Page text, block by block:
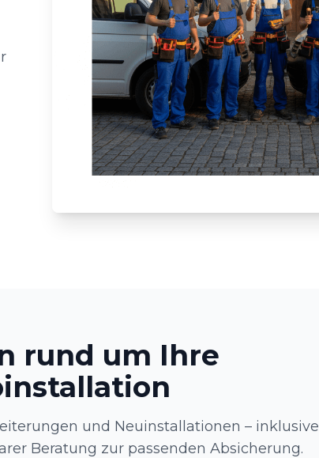
rund um Ihre
und Neuinstallationen – inklusive
Beratung zur passenden Absicherung.